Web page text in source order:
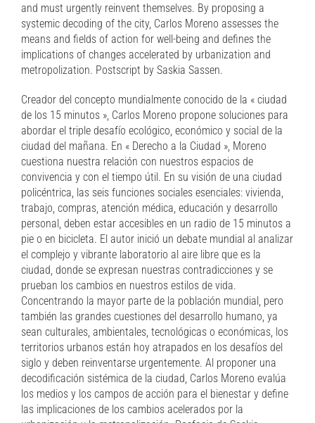
and must urgently reinvent themselves. By proposing a
systemic decoding of the city, Carlos Moreno assesses the
means and fields of action for well-being and defines the
implications of changes accelerated by urbanization and
metropolization. Postscript by Saskia Sassen.
Creador del concepto mundialmente conocido de la « ciudad
de los 15 minutos », Carlos Moreno propone soluciones para
abordar el triple desafío ecológico, económico y social de la
ciudad del mañana. En « Derecho a la Ciudad », Moreno
cuestiona nuestra relación con nuestros espacios de
convivencia y con el tiempo útil. En su visión de una ciudad
policéntrica, las seis funciones sociales esenciales: vivienda,
trabajo, compras, atención médica, educación y desarrollo
personal, deben estar accesibles en un radio de 15 minutos a
pie o en bicicleta. El autor inició un debate mundial al analizar
el complejo y vibrante laboratorio al aire libre que es la
ciudad, donde se expresan nuestras contradicciones y se
prueban los cambios en nuestros estilos de vida.
Concentrando la mayor parte de la población mundial, pero
también las grandes cuestiones del desarrollo humano, ya
sean culturales, ambientales, tecnológicas o económicas, los
territorios urbanos están hoy atrapados en los desafíos del
siglo y deben reinventarse urgentemente. Al proponer una
decodificación sistémica de la ciudad, Carlos Moreno evalúa
los medios y los campos de acción para el bienestar y define
las implicaciones de los cambios acelerados por la